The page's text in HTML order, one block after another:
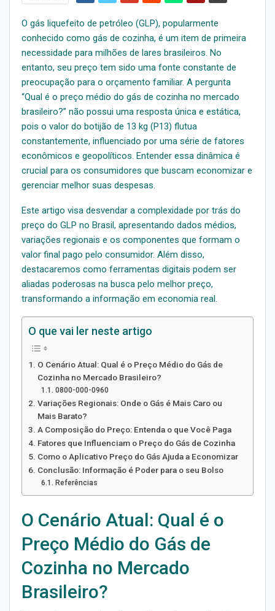
O gás liquefeito de petróleo (GLP), popularmente
conhecido como gás de cozinha, é um item de primeira
necessidade para milhões de lares brasileiros. No
entanto, seu preço tem sido uma fonte constante de
preocupação para o orçamento familiar. A pergunta
“Qual é o preço médio do gás de cozinha no mercado
brasileiro?” não possui uma resposta única e estática,
pois o valor do botijão de 13 kg (P13) flutua
constantemente, influenciado por uma série de fatores
econômicos e geopolíticos. Entender essa dinâmica é
crucial para os consumidores que buscam economizar e
gerenciar melhor suas despesas.
Este artigo visa desvendar a complexidade por trás do
preço do GLP no Brasil, apresentando dados médios,
variações regionais e os componentes que formam o
valor final pago pelo consumidor. Além disso,
destacaremos como ferramentas digitais podem ser
aliadas poderosas na busca pelo melhor preço,
transformando a informação em economia real.
O que vai ler neste artigo
O Cenário Atual: Qual é o Preço Médio do Gás de
Cozinha no Mercado Brasileiro?
0800-000-0960
Variações Regionais: Onde o Gás é Mais Caro ou
Mais Barato?
A Composição do Preço: Entenda o que Você Paga
Fatores que Influenciam o Preço do Gás de Cozinha
Como o Aplicativo Preço do Gás Ajuda a Economizar
Conclusão: Informação é Poder para o seu Bolso
Referências
O Cenário Atual: Qual é o
Preço Médio do Gás de
Cozinha no Mercado
Brasileiro?